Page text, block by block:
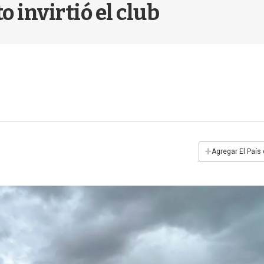
invirtió el club
+Agregar El País